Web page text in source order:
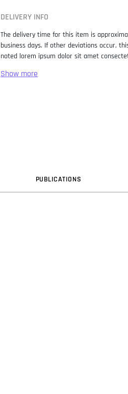
DELIVERY INFO
The delivery time for this item is
business days. If other deviations occur,
noted lorem ipsum dolor sit amet
standard dummy text ever since the 1500s,
PUBLICATIONS